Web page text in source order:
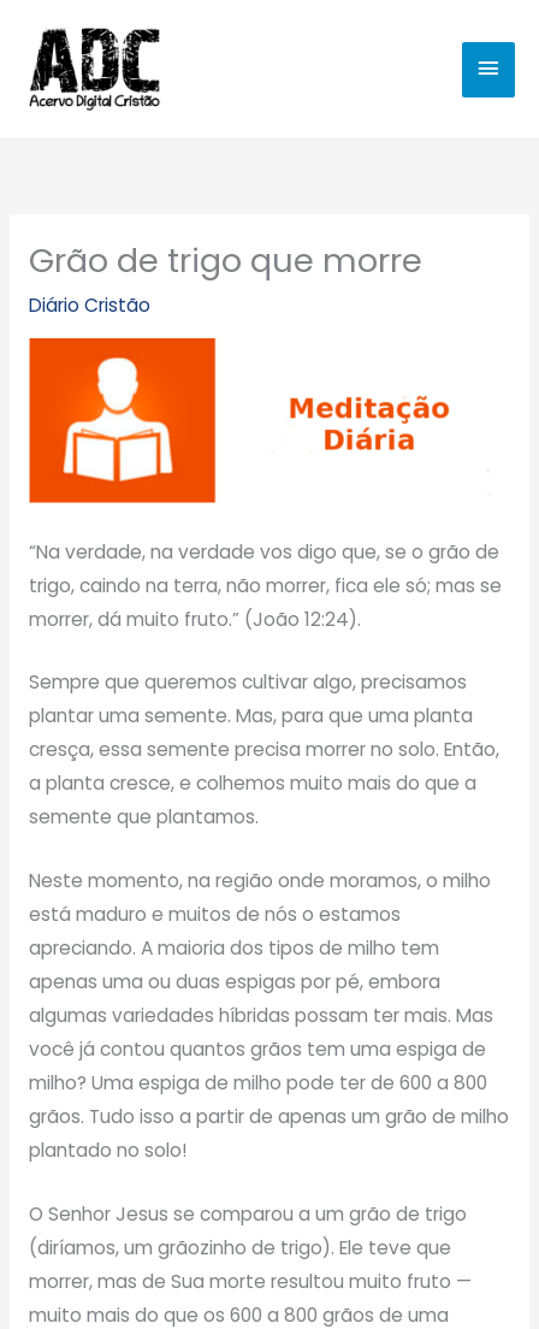
para
conteúdo
Grão de trigo que morre
Diário Cristão
“Na verdade, na verdade vos digo que, se o grão de
trigo, caindo na terra, não morrer, fica ele só; mas se
morrer, dá muito fruto.” (João 12:24).
Sempre que queremos cultivar algo, precisamos
plantar uma semente. Mas, para que uma planta
cresça, essa semente precisa morrer no solo. Então,
a planta cresce, e colhemos muito mais do que a
semente que plantamos.
Neste momento, na região onde moramos, o milho
está maduro e muitos de nós o estamos
apreciando. A maioria dos tipos de milho tem
apenas uma ou duas espigas por pé, embora
algumas variedades híbridas possam ter mais. Mas
você já contou quantos grãos tem uma espiga de
milho? Uma espiga de milho pode ter de 600 a 800
grãos. Tudo isso a partir de apenas um grão de milho
plantado no solo!
O Senhor Jesus se comparou a um grão de trigo
(diríamos, um grãozinho de trigo). Ele teve que
morrer, mas de Sua morte resultou muito fruto —
muito mais do que os 600 a 800 grãos de uma